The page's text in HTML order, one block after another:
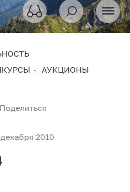
АУКЦИОНЫ
2010
Поделиться